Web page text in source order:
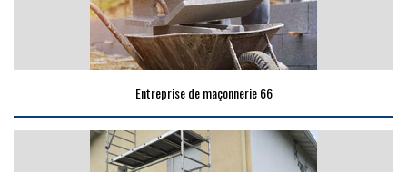
Entreprise de maçonnerie 66